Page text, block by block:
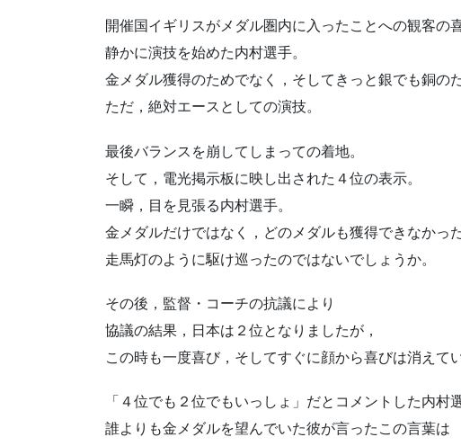
開催国イギリスがメダル圏内に入ったことへの観客の
静かに演技を始めた内村選手。
金メダル獲得のためでなく，そしてきっと銀でも銅の
ただ，絶対エースとしての演技。
最後バランスを崩してしまっての着地。
そして，電光掲示板に映し出された４位の表示。
一瞬，目を見張る内村選手。
金メダルだけではなく，どのメダルも獲得できなかっ
走馬灯のように駆け巡ったのではないでしょうか。
その後，監督・コーチの抗議により
協議の結果，日本は２位となりましたが，
この時も一度喜び，そしてすぐに顔から喜びは消えて
「４位でも２位でもいっしょ」だとコメントした内村選
誰よりも金メダルを望んでいた彼が言ったこの言葉は